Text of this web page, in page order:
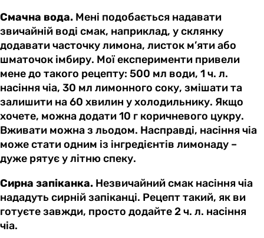
Смачна вода. Мені подобається надавати
звичайній воді смак, наприклад, у склянку
додавати часточку лимона, листок м’яти або
шматочок імбиру. Мої експерименти привели
мене до такого рецепту: 500 мл води, 1 ч. л.
насіння чіа, 30 мл лимонного соку, змішати та
залишити на 60 хвилин у холодильнику. Якщо
хочете, можна додати 10 г коричневого цукру.
Вживати можна з льодом. Насправді, насіння чіа
може стати одним із інгредієнтів лимонаду –
дуже рятує у літню спеку.
Сирна запіканка. Незвичайний смак насіння чіа
нададуть сирній запіканці. Рецепт такий, як ви
готуєте завжди, просто додайте 2 ч. л. насіння
чіа.